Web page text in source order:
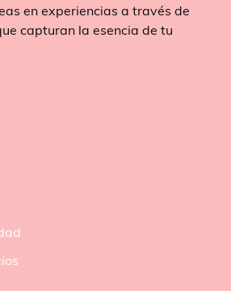
en experiencias a través de
capturan la esencia de tu